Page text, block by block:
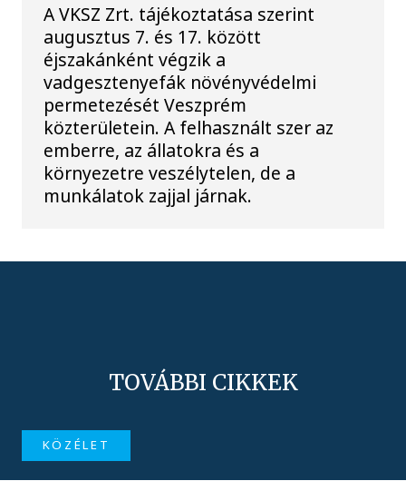
A VKSZ Zrt. tájékoztatása szerint
augusztus 7. és 17. között
éjszakánként végzik a
vadgesztenyefák növényvédelmi
permetezését Veszprém
közterületein. A felhasznált szer az
emberre, az állatokra és a
környezetre veszélytelen, de a
munkálatok zajjal járnak.
TOVÁBBI CIKKEK
KÖZÉLET